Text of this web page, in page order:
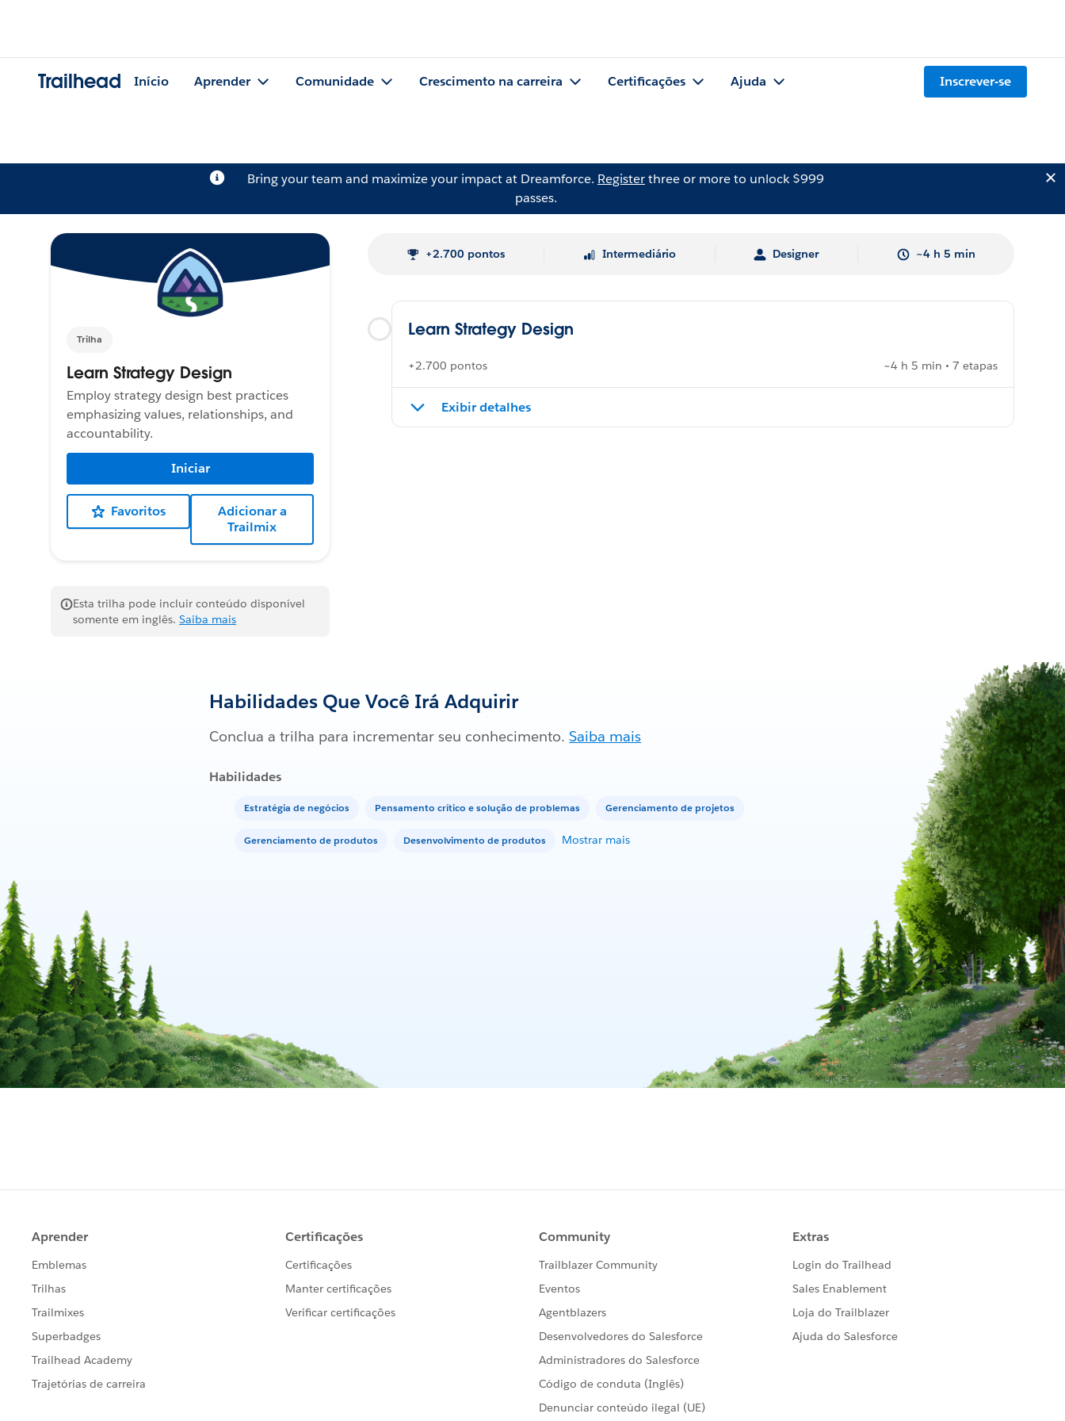
Trailhead Início Aprender Comunidade Crescimento na carreira Certificações Ajuda Inscrever-se
Bring your team and maximize your impact at Dreamforce. Registerthree or more to unlock $999
passes.
Trilha
Learn Strategy Design
Employ strategy design best practices
emphasizing values, relationships, and
accountability.
Iniciar
Favoritos
Adicionar a
Trailmix
Esta trilha pode incluir conteúdo disponível
somente em inglês. Saiba mais
+2.700 pontos Intermediário Designer ~4 h 5 min
Learn Strategy Design
+2.700 pontos ~4 h 5 min • 7 etapas
Exibir detalhes
Habilidades Que Você Irá Adquirir
Conclua a trilha para incrementar seu conhecimento. Saiba mais
Habilidades
Estratégia de negócios Pensamento crítico e solução de problemas Gerenciamento de projetos
Gerenciamento de produtos Desenvolvimento de produtos Mostrar mais